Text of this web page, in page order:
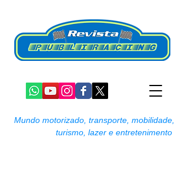
Mundo motorizado, transporte, mobilidade,
turismo, lazer e entretenimento